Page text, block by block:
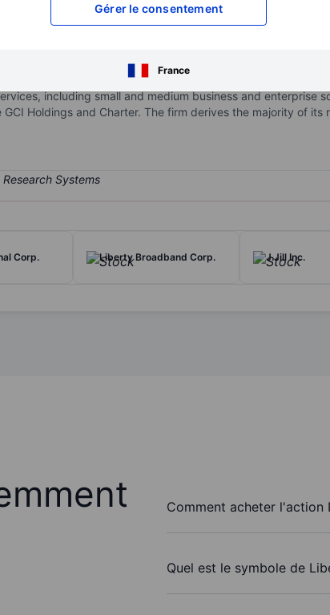
Gérer le consentement
France
industry in the United States. It provides cable
cable infrastructure. The services provided by the
including small and medium business and enterprise
Holdings and Charter. The firm derives the majority of its
Corp. Liberty Broadband Corp. J.Jill Inc.
Comment acheter l'action
Quel est le symbole de